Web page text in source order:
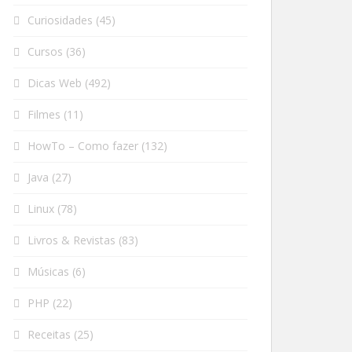
Curiosidades (45)
Cursos (36)
Dicas Web (492)
Filmes (11)
HowTo – Como fazer (132)
Java (27)
Linux (78)
Livros & Revistas (83)
Músicas (6)
PHP (22)
Receitas (25)